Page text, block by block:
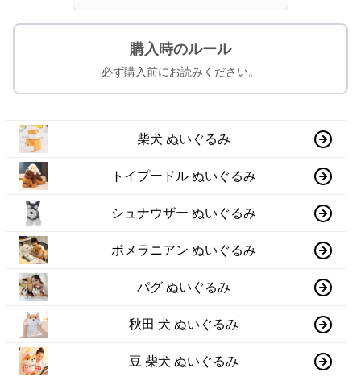
購入時のルール
必ず購入前にお読みください。
柴犬 ぬいぐるみ
トイプードル ぬいぐるみ
シュナウザー ぬいぐるみ
ポメラニアン ぬいぐるみ
パグ ぬいぐるみ
秋田 犬 ぬいぐるみ
豆 柴犬 ぬいぐるみ